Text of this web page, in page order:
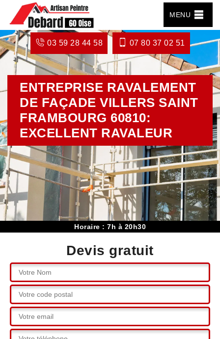
MENU
03 59 28 44 58 07 80 37 02 51
ENTREPRISE RAVALEMENT
DE FAÇADE VILLERS SAINT
FRAMBOURG 60810:
EXCELLENT RAVALEUR
Horaire : 7h à 20h30
Devis gratuit